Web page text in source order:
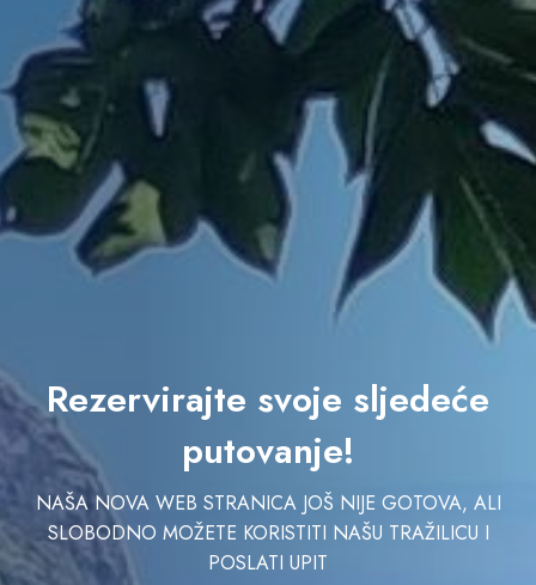
Rezervirajte svoje sljedeće
putovanje!
NAŠA NOVA WEB STRANICA JOŠ NIJE GOTOVA, ALI
SLOBODNO MOŽETE KORISTITI NAŠU TRAŽILICU I
POSLATI UPIT